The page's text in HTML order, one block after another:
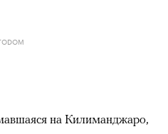
на Килиманджаро,